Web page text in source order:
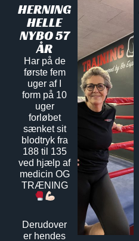
HERNING
HELLE
NYBO 57
ÅR
Har på de
første fem
uger af I
form på 10
uger
forløbet
sænket sit
blodtryk fra
188 til 135
ved hjælp af
medicin OG
TRÆNING
Derudover
er hendes